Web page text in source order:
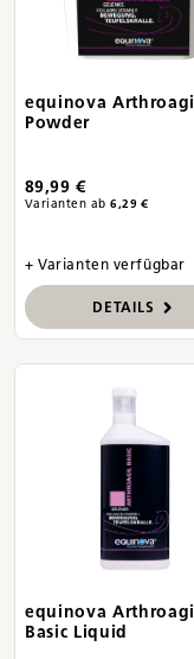
equinova Arthroagil
Powder
89,99 €
Varianten ab 6,29 €
+ Varianten verfügbar
DETAILS
equinova Arthroagil
Basic Liquid